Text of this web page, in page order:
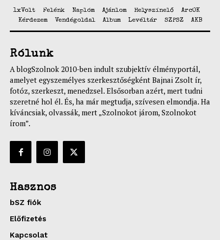
1xVolt Felénk Naplóm Ajánlom Helyszínelő
ArcOK
Kérdezem
Vendégoldal Album Levéltár SZPSZ AKB
Rólunk
A blogSzolnok 2010-ben indult szubjektív élményportál,
amelyet egyszemélyes szerkesztőségként Bajnai Zsolt ír,
fotóz, szerkeszt, menedzsel. Elsősorban azért, mert tudni
szeretné hol él. És, ha már megtudja, szívesen elmondja. Ha
kíváncsiak, olvassák, mert „Szolnokot járom, Szolnokot
írom”.
Hasznos
bSZ fiók
Előfizetés
Kapcsolat